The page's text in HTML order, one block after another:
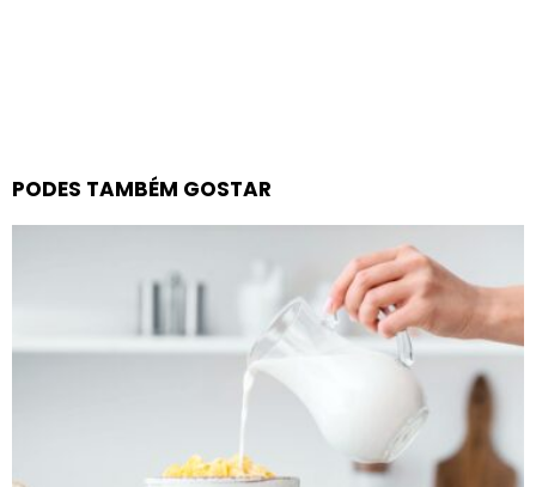
PODES TAMBÉM GOSTAR